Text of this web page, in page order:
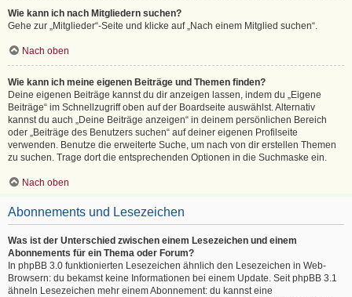
Wie kann ich nach Mitgliedern suchen?
Gehe zur „Mitglieder“-Seite und klicke auf „Nach einem Mitglied suchen“.
Nach oben
Wie kann ich meine eigenen Beiträge und Themen finden?
Deine eigenen Beiträge kannst du dir anzeigen lassen, indem du „Eigene
Beiträge“ im Schnellzugriff oben auf der Boardseite auswählst. Alternativ
kannst du auch „Deine Beiträge anzeigen“ in deinem persönlichen Bereich
oder „Beiträge des Benutzers suchen“ auf deiner eigenen Profilseite
verwenden. Benutze die erweiterte Suche, um nach von dir erstellen Themen
zu suchen. Trage dort die entsprechenden Optionen in die Suchmaske ein.
Nach oben
Abonnements und Lesezeichen
Was ist der Unterschied zwischen einem Lesezeichen und einem
Abonnements für ein Thema oder Forum?
In phpBB 3.0 funktionierten Lesezeichen ähnlich den Lesezeichen in Web-
Browsern: du bekamst keine Informationen bei einem Update. Seit phpBB 3.1
ähneln Lesezeichen mehr einem Abonnement: du kannst eine